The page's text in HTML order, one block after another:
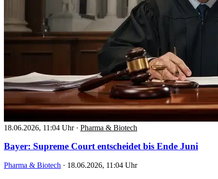
18.06.2026, 11:04 Uhr · Pharma & Biotech
Bayer: Supreme Court entscheidet bis Ende Juni
Pharma & Biotech · 18.06.2026, 11:04 Uhr